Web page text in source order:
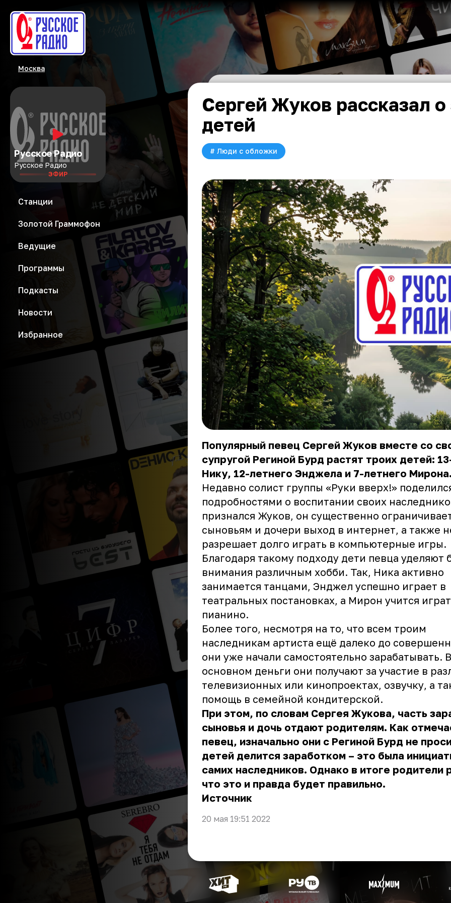
Москва
Русское Радио
Русское Радио
ЭФИР
Станции
Золотой Граммофон
Ведущие
Программы
Подкасты
Новости
Избранное
Сергей Жуков рассказал о
детей
# Люди с обложки
Популярный певец Сергей Жуков вместе со
супругой Региной Бурд растят троих детей:
Нику, 12-летнего Энджела и 7-летнего
Недавно солист группы «Руки вверх!»
подробностями о воспитании своих
признался Жуков, он существенно
сыновьям и дочери выход в интернет, а также
разрешает долго играть в компьютерные игры.
Благодаря такому подходу дети певца уделяют
внимания различным хобби. Так, Ника активно
занимается танцами, Энджел успешно играет в
театральных постановках, а Мирон учится
пианино.
Более того, несмотря на то, что всем троим
наследникам артиста ещё далеко до
они уже начали самостоятельно зарабатывать. В
основном деньги они получают за участие в
телевизионных или кинопроектах, озвучку, а
помощь в семейной кондитерской.
При этом, по словам Сергея Жукова, часть
сыновья и дочь отдают родителям. Как
певец, изначально они с Региной Бурд не
детей делится заработком – это была
самих наследников. Однако в итоге родители
что это и правда будет правильно.
Источник
20 мая 19:51 2022